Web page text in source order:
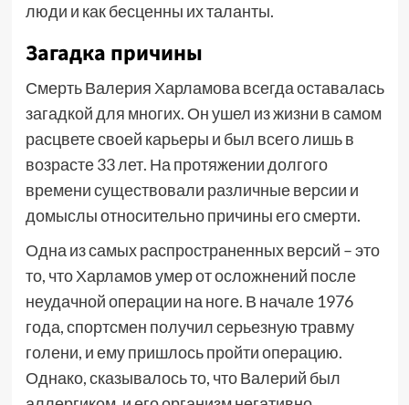
люди и как бесценны их таланты.
Загадка причины
Смерть Валерия Харламова всегда оставалась
загадкой для многих. Он ушел из жизни в самом
расцвете своей карьеры и был всего лишь в
возрасте 33 лет. На протяжении долгого
времени существовали различные версии и
домыслы относительно причины его смерти.
Одна из самых распространенных версий – это
то, что Харламов умер от осложнений после
неудачной операции на ноге. В начале 1976
года, спортсмен получил серьезную травму
голени, и ему пришлось пройти операцию.
Однако, сказывалось то, что Валерий был